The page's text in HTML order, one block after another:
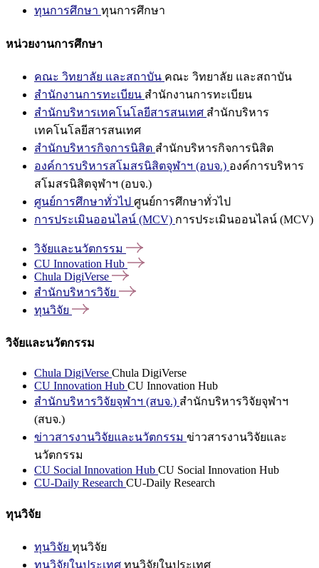
ทุนการศึกษา ทุนการศึกษา
หน่วยงานการศึกษา
คณะ วิทยาลัย และสถาบัน คณะ วิทยาลัย และสถาบัน
สำนักงานการทะเบียน สำนักงานการทะเบียน
สำนักบริหารเทคโนโลยีสารสนเทศ สำนักบริหาร
เทคโนโลยีสารสนเทศ
สำนักบริหารกิจการนิสิต สำนักบริหารกิจการนิสิต
องค์การบริหารสโมสรนิสิตจุฬาฯ (อบจ.) องค์การบริหาร
สโมสรนิสิตจุฬาฯ (อบจ.)
ศูนย์การศึกษาทั่วไป ศูนย์การศึกษาทั่วไป
การประเมินออนไลน์ (MCV) การประเมินออนไลน์ (MCV)
วิจัยและนวัตกรรม
CU Innovation Hub
Chula DigiVerse
สำนักบริหารวิจัย
ทุนวิจัย
วิจัยและนวัตกรรม
Chula DigiVerse Chula DigiVerse
CU Innovation Hub CU Innovation Hub
สำนักบริหารวิจัยจุฬาฯ (สบจ.) สำนักบริหารวิจัยจุฬาฯ
(สบจ.)
ข่าวสารงานวิจัยและนวัตกรรม ข่าวสารงานวิจัยและ
นวัตกรรม
CU Social Innovation Hub CU Social Innovation Hub
CU-Daily Research CU-Daily Research
ทุนวิจัย
ทุนวิจัย ทุนวิจัย
ทุนวิจัยในประเทศ ทุนวิจัยในประเทศ